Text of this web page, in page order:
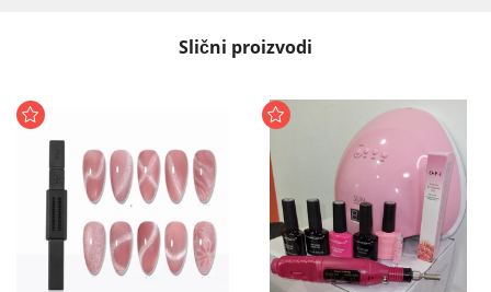
Slični proizvodi